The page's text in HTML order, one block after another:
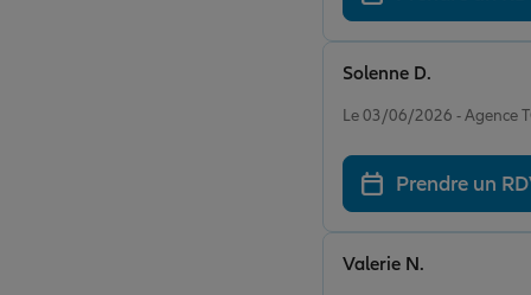
Le 03/06/2026 - Agence
Solenne D.
Prendre un
Valerie N.